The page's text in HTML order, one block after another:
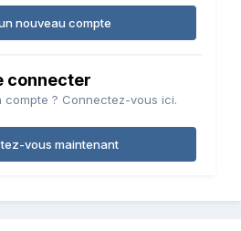
nouveau compte
connecter
compte ? Connectez-vous ici.
vous maintenant